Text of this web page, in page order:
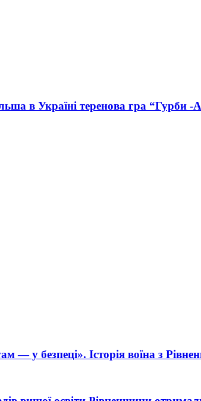
в Україні теренова гра “Гурби -
— у безпеці». Історія воїна з